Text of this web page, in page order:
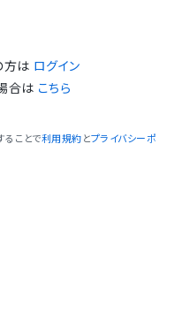
方は ログイン
合は こちら
ることで利用規約 とプライバシーポ